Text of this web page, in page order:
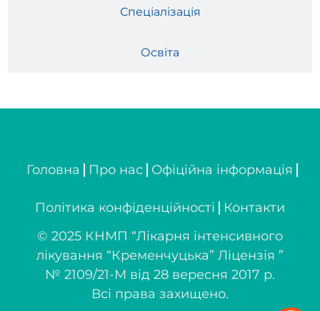
Спеціалізація
Освіта
Головна Про нас Офіційна інформація
Політика конфіденційності
Контакти
© 2025 КНМП “Лікарня інтенсивного
лікування “Кременчуцька” Ліцензія ”
№ 2109/21-М від 28 вересня 2017 р.
Всі права захищено.